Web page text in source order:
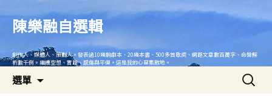
內
陳樂融自選輯
創作人、媒體人、策劃人。發表過10幾齣劇本、20幾本書、500多首歌詞、網路文章數百萬字、命盤解
析數千例。繼續空想、實踐、感傷與平復。這是我的心靈集散地。
選單
搜
尋